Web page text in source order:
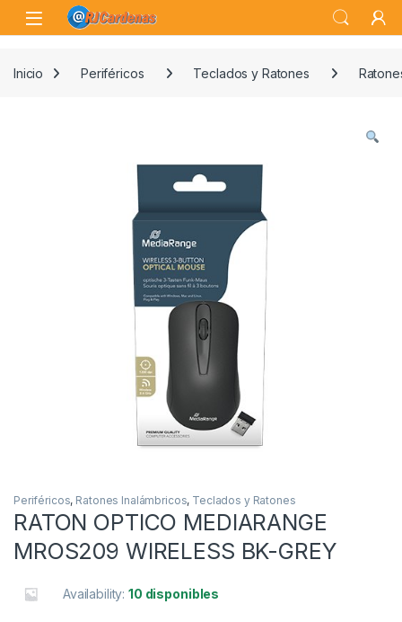
Skip to navigation
Skip to content
Open
Inicio Periféricos Teclados y Ratones
Periféricos, Ratones Inalámbricos, Teclados y Ratones
RATON OPTICO MEDIARANGE
MROS209 WIRELESS BK-GREY
Availability:10 disponibles